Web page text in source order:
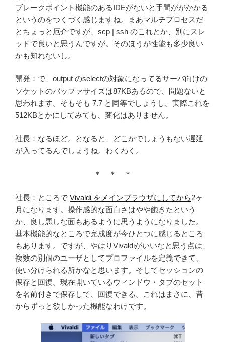
ブレークポイント機能のあるIDEがないと手間ががかかる
というのをつくづく感じますね。まあマルチプロセスだ
とちょっと厄介ですが、scp | ssh のこれとか、別にスレ
ッドで良いと思うんですが。そのほうが性能も多少良い
かも知れないし。
開発：で、output のselectの対象になってるサーバ向けの
ソケットのバッファサイズは87KBあるので、問題ないと
思われます。そもそも 7.7 と同等でしょうし。実際これを
512KBとかにしてみても、変化はありません。
社長：なるほど。となると、どこかでしょうもない遅延
が入ってるんでしょうね。わくわく。
＊ ＊ ＊
社長：ところで Vivaldi をメインブラウザにしてから2ヶ
月になります。操作感的な面白さはやや飽きたという
か、良し悪しな面もあるように思うようになりました。
基本機能的なところで完成度が今ひとつに感じるところ
もあります。ですが、やはりVivaldiがいいなと思う点は、
複数の別個のユーザとしてプロファイルを定義できて、
使い分けられる所かなと思います。そしてセッションの
保存と回復。現在開いているウィンドウ・タブのセット
を名前付きで保存して、回復できる。これはまさに、昔
からずっと欲しかった機能なわけです。